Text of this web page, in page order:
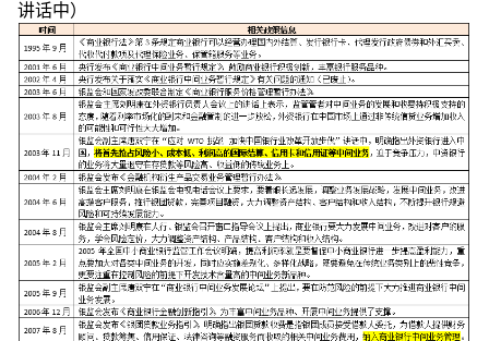
讲话中）